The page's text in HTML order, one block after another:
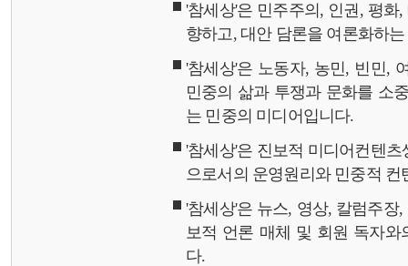
'참세상'은 민주주의, 인권, 평
향하고, 대안 담론을 여론화하
'참세상'은 노동자, 농민, 빈민,
민중의 삶과 투쟁과 문화를 소
는 민중의 미디어입니다.
'참세상'은 진보적 미디어컨텐
으로서의 운영원리와 민중적
'참세상'은 뉴스, 영상, 칼럼주
보적 언론 매체 및 회원 독자와
다.